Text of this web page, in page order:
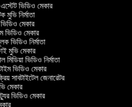
ভিডিও মেকার
মুভি নির্মাতা
মেকার
ভিডিও মেকার
ভিডিও নির্মাতা
মুভি মেকার
ভিডিও নির্মাতা
ভিডিও মেকার
সাবটাইটেল জেনারেটর
মেকার
ভিডিও মেকার